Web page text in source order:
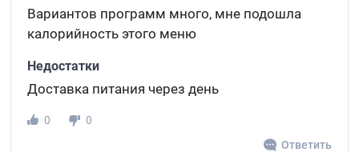
Вариантов программ много, мне подошла
калорийность этого меню
Недостатки
Доставка питания через день
0
0
Ответить